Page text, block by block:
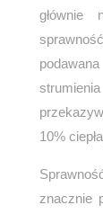
głównie
10%
znacznie